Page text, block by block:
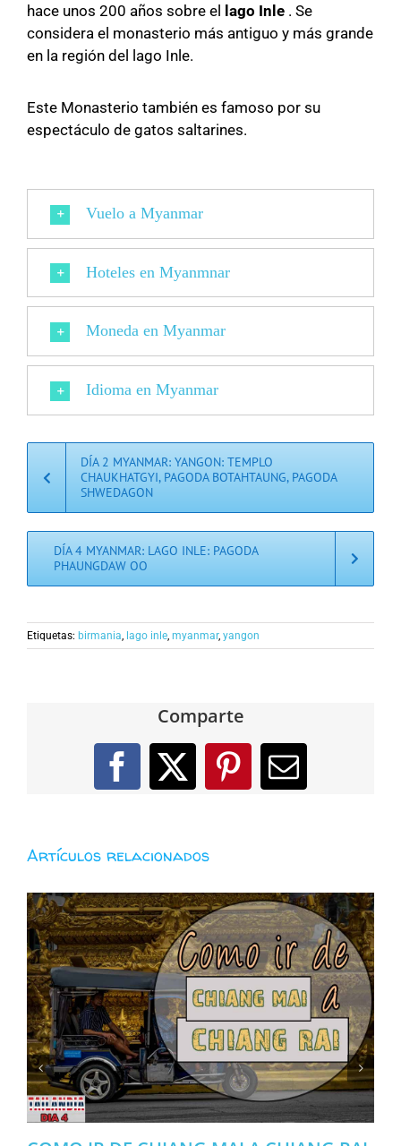
hace unos 200 años sobre el lago Inle . Se
considera el monasterio más antiguo y más grande
en la región del lago Inle.
Este Monasterio también es famoso por su
espectáculo de gatos saltarines.
Vuelo a Myanmar
Hoteles en Myanmnar
Moneda en Myanmar
Idioma en Myanmar
DÍA 2 MYANMAR: YANGON: TEMPLO
CHAUKHATGYI, PAGODA BOTAHTAUNG, PAGODA
SHWEDAGON
DÍA 4 MYANMAR: LAGO INLE: PAGODA
PHAUNGDAW OO
Etiquetas: birmania, lago inle, myanmar, yangon
Comparte
Facebook
X PinterestCorreo
Artículos relacionados